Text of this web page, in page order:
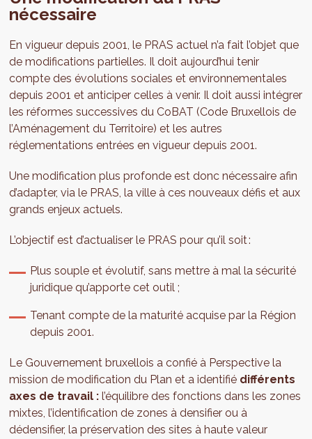
nécessaire
En vigueur depuis 2001, le PRAS actuel n’a fait l’objet que
de modifications partielles. Il doit aujourd’hui tenir
compte des évolutions sociales et environnementales
depuis 2001 et anticiper celles à venir. Il doit aussi intégrer
les réformes successives du CoBAT (Code Bruxellois de
l’Aménagement du Territoire) et les autres
réglementations entrées en vigueur depuis 2001.
Une modification plus profonde est donc nécessaire afin
d’adapter, via le PRAS, la ville à ces nouveaux défis et aux
grands enjeux actuels.
L’objectif est d’actualiser le PRAS pour qu’il soit :
Plus souple et évolutif, sans mettre à mal la sécurité
juridique qu’apporte cet outil ;
Tenant compte de la maturité acquise par la Région
depuis 2001.
Le Gouvernement bruxellois a confié à Perspective la
mission de modification du Plan et a identifié différents
axes de travail : l’équilibre des fonctions dans les zones
mixtes, l’identification de zones à densifier ou à
dédensifier, la préservation des sites à haute valeur